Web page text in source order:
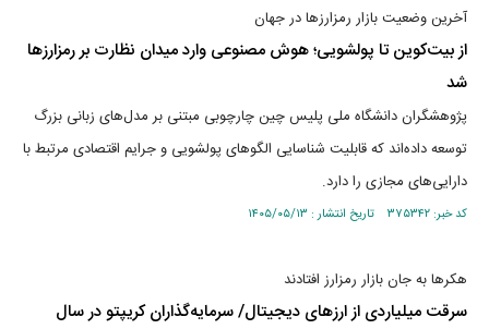
آخرین وضعیت بازار رمزارزها در جهان
از بیت‌کوین تا پولشویی؛ هوش مصنوعی وارد میدان نظارت بر رمزارزها
شد
پژوهشگران دانشگاه ملی پلیس چین چارچوبی مبتنی بر مدل‌های زبانی بزرگ
توسعه داده‌اند که قابلیت شناسایی الگوهای پولشویی و جرایم اقتصادی مرتبط با
دارایی‌های مجازی را دارد.
کد خبر: ۳۷۵۳۴۲ تاریخ انتشار : ۱۴۰۵/۰۵/۱۳
هکرها به جان بازار رمزارز افتادند
سرقت میلیاردی از ارزهای دیجیتال/ سرمایه‌گذاران کریپتو در سال